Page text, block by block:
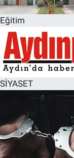
Eğitim
SİYASET